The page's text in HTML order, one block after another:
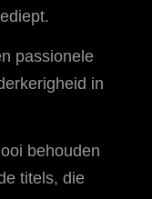
passionele
in
behouden
titels, die